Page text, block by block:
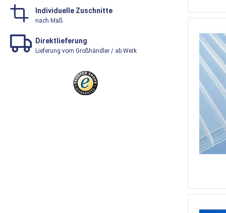
Individuelle Zuschnitte
nach Maß
Direktlieferung
Lieferung vom Großhändler / ab Werk